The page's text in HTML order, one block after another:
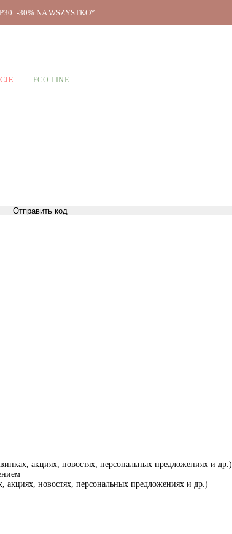
-30% NA WSZYSTKO*
ECO LINE
Отправить код
акциях, новостях, персональных предложениях и др.)
новостях, персональных предложениях и др.)